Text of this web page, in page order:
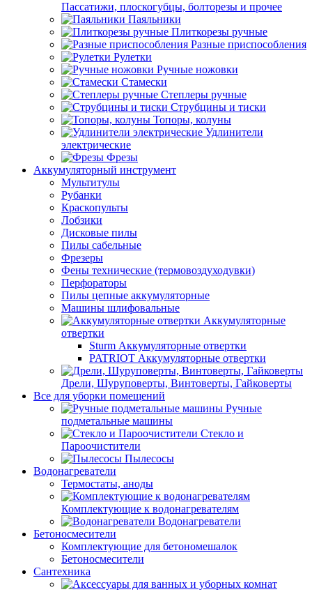
Пассатижи, плоскогубцы, болторезы и прочее
Паяльники
Плиткорезы ручные
Разные приспособления
Рулетки
Ручные ножовки
Стамески
Степлеры ручные
Струбцины и тиски
Топоры, колуны
Удлинители
электрические
Фрезы
Аккумуляторный инструмент
Мультитулы
Рубанки
Краскопульты
Лобзики
Дисковые пилы
Пилы сабельные
Фрезеры
Фены технические (термовоздуходувки)
Перфораторы
Пилы цепные аккумуляторные
Машины шлифовальные
Аккумуляторные
отвертки
Sturm Аккумуляторные отвертки
PATRIOT Аккумуляторные отвертки
Дрели, Шуруповерты, Винтоверты, Гайковерты
Все для уборки помещений
Ручные
подметальные машины
Стекло и
Пароочистители
Пылесосы
Водонагреватели
Термостаты, аноды
Комплектующие к водонагревателям
Водонагреватели
Бетоносмесители
Комплектующие для бетономешалок
Бетоносмесители
Сантехника